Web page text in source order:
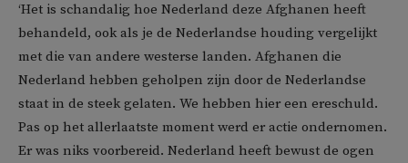
‘Het is schandalig hoe Nederland deze Afghanen heeft
behandeld, ook als je de Nederlandse houding vergelijkt
met die van andere westerse landen. Afghanen die
Nederland hebben geholpen zijn door de Nederlandse
staat in de steek gelaten. We hebben hier een ereschuld.
Pas op het allerlaatste moment werd er actie ondernomen.
Er was niks voorbereid. Nederland heeft bewust de ogen